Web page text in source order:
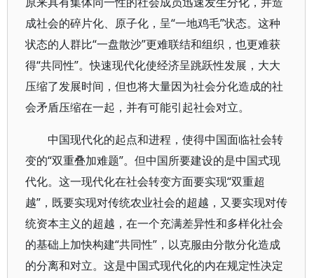
成社会的碎片化、原子化，呈“一地鸡毛”状态。这种
状态的人群比“一盘散沙”更难联结和组织，也更难获
得“共同性”。快速现代化使经济呈跳跃性发展，大大
压缩了发展时间，但也将大量因为社会分化造成的社
会矛盾压缩在一起，并有可能引起社会对立。
中国现代化的起点和进程，使得中国面临社会转
变的“双重叠加难题”。但中国所要建设的是中国式现
代化。这一现代化在社会转变方面要实现“双重超
越”，既要实现对传统农业社会的超越，又要实现对传
统资本主义的超越，在一个充满差异性和多样化社会
的基础上加快构建“共同性”，以克服由分散分化造成
的分离和对立。这是中国式现代化的内在规定性决定